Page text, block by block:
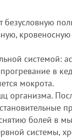
безусловную
системой:
в
мокрота.
организма.
болей в
системы,